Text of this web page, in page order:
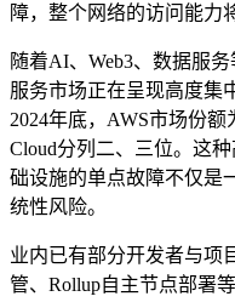
障，整个网络的访问能力
随着AI、Web3、数据服
服务市场正在呈现高度集
2024年底，AWS市场份额
Cloud分列二、三位。这
础设施的单点故障不仅是
统性风险。
业内已有部分开发者与项
管、Rollup自主节点部署